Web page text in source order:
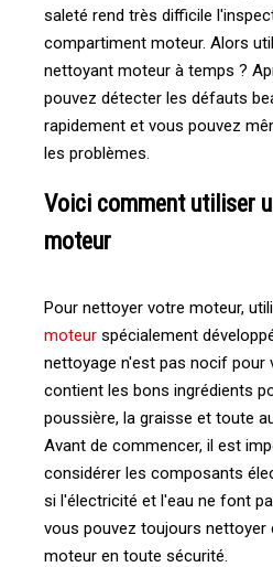
saleté rend très difficile
compartiment moteur. Alors
nettoyant moteur à temps ?
pouvez détecter les défauts
rapidement et vous pouvez
les problèmes.
Voici comment utiliser
moteur
Pour nettoyer votre moteur,
moteur spécialement
nettoyage n'est pas nocif pour
contient les bons ingrédients
poussière, la graisse et toute
Avant de commencer, il est
considérer les composants
si l'électricité et l'eau ne font
vous pouvez toujours
moteur en toute sécurité.